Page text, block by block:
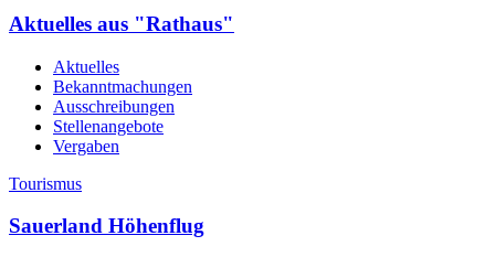
Aktuelles aus "Rathaus"
Aktuelles
Bekanntmachungen
Ausschreibungen
Stellenangebote
Vergaben
Tourismus
Sauerland Höhenflug